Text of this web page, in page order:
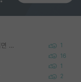
컨택이후 랩매니저, PhD학생들 소개 시켜주신거면 거의 컨펌에 가깝나요? 1
16
1
2